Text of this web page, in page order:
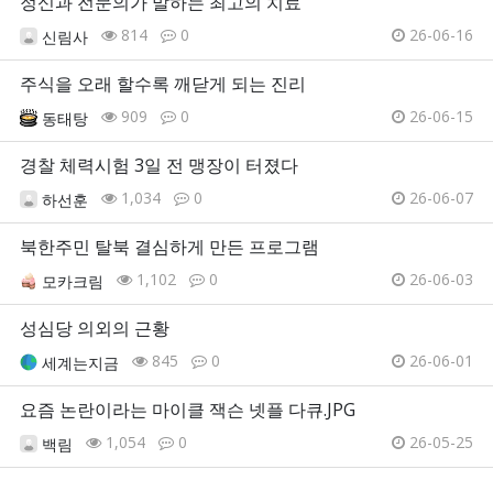
신림사 814 0 26-06-16
주식을 오래 할수록 깨닫게 되는 진리
동태탕 909 0 26-06-15
경찰 체력시험 3일 전 맹장이 터졌다
하선훈 1,034 0 26-06-07
북한주민 탈북 결심하게 만든 프로그램
모카크림 1,102 0 26-06-03
성심당 의외의 근황
세계는지금 845 0 26-06-01
요즘 논란이라는 마이클 잭슨 넷플 다큐.JPG
백림 1,054 0 26-05-25